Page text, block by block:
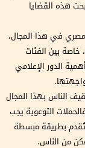
هذه القضايا
في هذا المجال،
خاصة بين الفئات
الدور الإعلامي
الناس بهذا المجال
التوعوية يجب
تُقدم بطريقة مبسطة
من الناس.